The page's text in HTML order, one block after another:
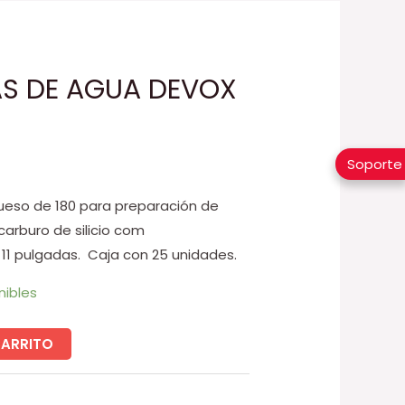
DE AGUA DEVOX
de 180 para preparación de
de silicio com
pulgadas. Caja con 25 unidades.
Soporte